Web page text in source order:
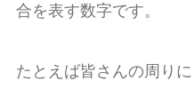
合を表す数字です。
たとえば皆さんの周り